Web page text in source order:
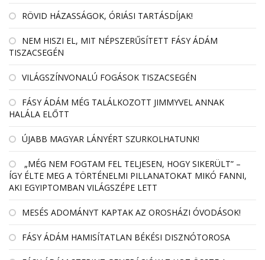
RÖVID HÁZASSÁGOK, ÓRIÁSI TARTÁSDÍJAK!
NEM HISZI EL, MIT NÉPSZERŰSÍTETT FÁSY ÁDÁM
TISZACSEGÉN
VILÁGSZÍNVONALÚ FOGÁSOK TISZACSEGÉN
FÁSY ÁDÁM MÉG TALÁLKOZOTT JIMMYVEL ANNAK
HALÁLA ELŐTT
ÚJABB MAGYAR LÁNYÉRT SZURKOLHATUNK!
„MÉG NEM FOGTAM FEL TELJESEN, HOGY SIKERÜLT” –
ÍGY ÉLTE MEG A TÖRTÉNELMI PILLANATOKAT MIKÓ FANNI,
AKI EGYIPTOMBAN VILÁGSZÉPE LETT
MESÉS ADOMÁNYT KAPTAK AZ OROSHÁZI ÓVODÁSOK!
FÁSY ÁDÁM HAMISÍTATLAN BÉKÉSI DISZNÓTOROSA